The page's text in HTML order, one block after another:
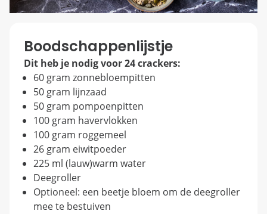
Boodschappenlijstje
Dit heb je nodig voor 24 crackers:
60 gram zonnebloempitten
50 gram lijnzaad
50 gram pompoenpitten
100 gram havervlokken
100 gram roggemeel
26 gram eiwitpoeder
225 ml (lauw)warm water
Deegroller
Optioneel: een beetje bloem om de deegroller
mee te bestuiven